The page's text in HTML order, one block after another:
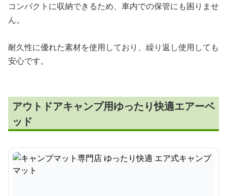
コンパクトに収納できるため、車内での保管にも困りませ
ん。
耐久性に優れた素材を使用しており、繰り返し使用しても
安心です。
アウトドアキャンプ用ゆったり快適エアーベ
ッド